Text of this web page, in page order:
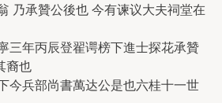
乃承贊公後也 今有谏议大夫祠堂在
三年丙辰登翟谔榜下進士探花承贊
裔也
今兵部尚書萬达公是也六桂十一世